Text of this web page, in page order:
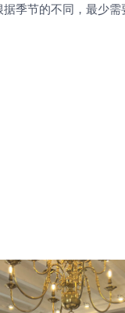
季节的不同，最少需